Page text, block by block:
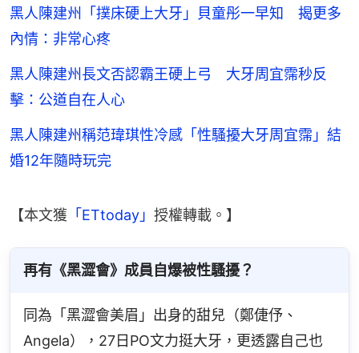
黑人陳建州「撲床硬上大牙」貝童彤一早知 揭更多
內情：非常心疼
黑人陳建州長文否認霸王硬上弓 大牙周宜霈秒反
擊：公道自在人心
黑人陳建州稱范瑋琪性冷感「性騷擾大牙周宜霈」結
婚12年隨時玩完
【本文獲 「ETtoday」 授權轉載。】
再有《黑澀會》成員自爆被性騷擾？
同為「黑澀會美眉」出身的甜兒（鄭倢伃、
Angela），27日PO文力挺大牙，更透露自己也